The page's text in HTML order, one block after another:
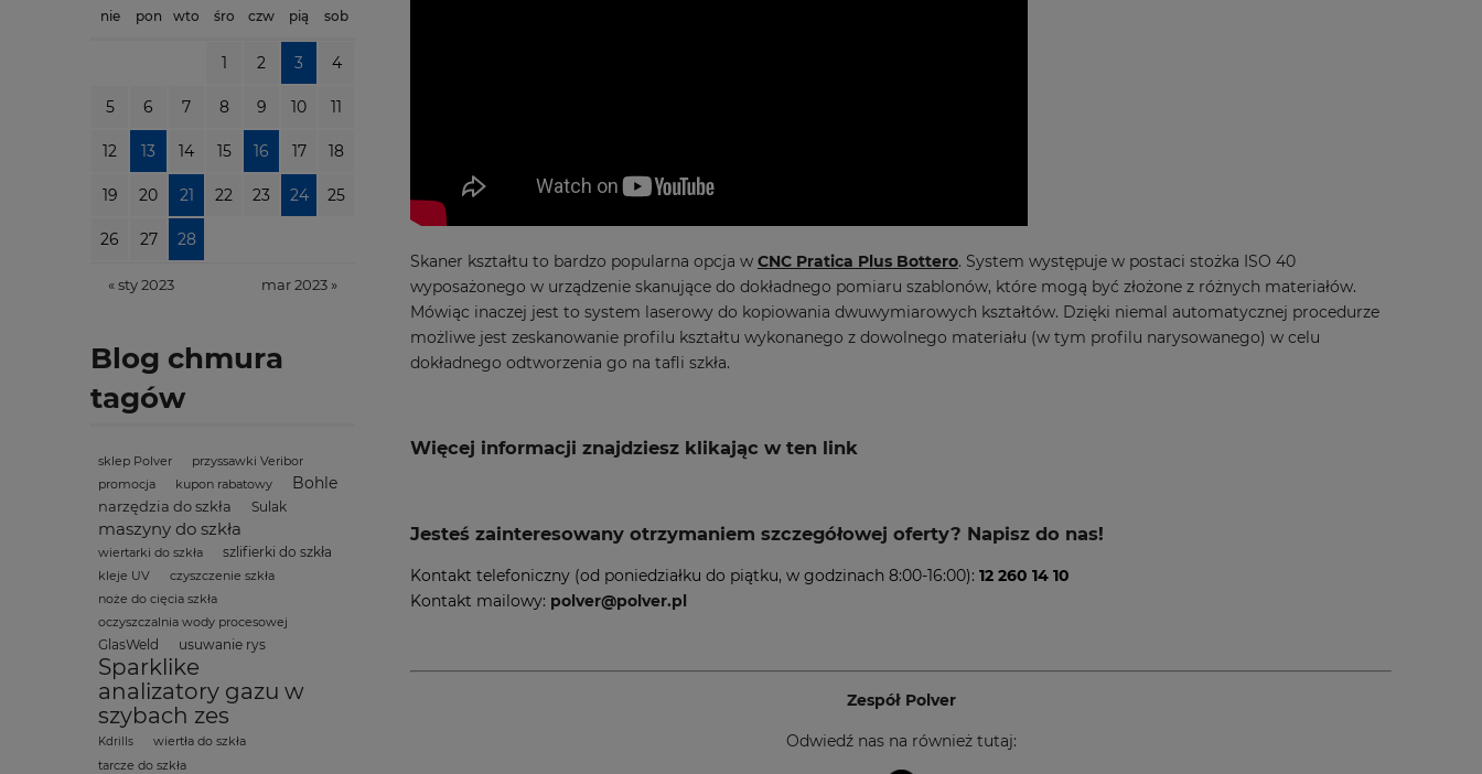
nie pon wto śro czw pią sob
1 2 3 4
5 6 7 8 9 10 11
12 13 14 15 16 17 18
19 20 21 22 23 24 25
26 27 28
« sty 2023 mar 2023 »
Blog chmura
tagów
sklep Polver
przyssawki Veribor
promocja
kupon rabatowy Bohle
narzędzia do szkła Sulak
maszyny do szkła
wiertarki do szkła szlifierki do szkła
kleje UV
czyszczenie szkła
noże do cięcia szkła
oczyszczalnia wody procesowej
GlasWeld usuwanie rys
Sparklike
analizatory gazu w
szybach zes
Kdrills
wiertła do szkła
tarcze do szkła
Skaner kształtu to bardzo popularna opcja w CNC Pratica Plus Bottero. System występuje w postaci stożka ISO 40
wyposażonego w urządzenie skanujące do dokładnego pomiaru szablonów, które mogą być złożone z różnych materiałów.
Mówiąc inaczej jest to system laserowy do kopiowania dwuwymiarowych kształtów. Dzięki niemal automatycznej procedurze
możliwe jest zeskanowanie profilu kształtu wykonanego z dowolnego materiału (w tym profilu narysowanego) w celu
dokładnego odtworzenia go na tafli szkła.
Więcej informacji znajdziesz klikając w ten link
Jesteś zainteresowany otrzymaniem szczegółowej oferty? Napisz do nas!
Kontakt telefoniczny (od poniedziałku do piątku, w godzinach 8:00-16:00): 12 260 14 10
Kontakt mailowy: polver@polver.pl
Zespół Polver
Odwiedź nas na również tutaj: